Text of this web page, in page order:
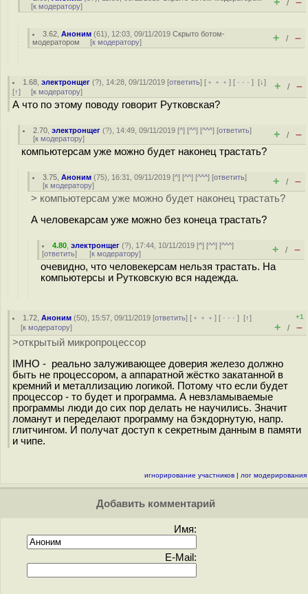
[к модератору] /
3.62 ,Аноним (61), 12:03, 09/11/2019Скрыто ботом-
модератором [к модератору] + / –
1.68 ,электронщег (?), 14:28, 09/11/2019 [ответить] [ ﹢﹢﹢] [ · · ·][↓]
[↑] [к модератору] + / –
А что по этому поводу говорит Рутковская?
2.70 ,электронщег (?), 14:49, 09/11/2019 [^] [^^] [^^^] [ответить]
[к модератору] + / –
компьютерсам уже можно будет наконец трастать?
3.75 ,Аноним (75), 16:31, 09/11/2019 [^] [^^] [^^^] [ответить]
[к модератору] + / –
> компьютерсам уже можно будет наконец трастать?
А человекарсам уже можно без конеца трастать?
4.80 ,электронщег (?), 17:44, 10/11/2019 [^] [^^] [^^^]
[ответить] [к модератору] + / –
очевидно, что человекерсам нельзя трастать. На
компьютерсы и Рутковскую вся надежда.
1.72 ,Аноним (50), 15:57, 09/11/2019 [ответить] [ ﹢﹢﹢] [ · · ·][↑]
[к модератору]
+1
+ / –
>открытый микропроцессор
IMHO - реально залуживающее доверия железо должно
быть не процессором, а аппаратной жёстко закатанной в
кремний и металлизацию логикой. Потому что если будет
процессор - то будет и программа. А невзламываемые
программы люди до сих пор делать не научились. Значит
ломанут и переделают программу на бэкдорнутую, напр.
глитчингом. И получат доступ к секретным данным в памяти
и чипе.
игнорирование участников | лог модерирования
Добавить комментарий
Имя:
E-Mail: